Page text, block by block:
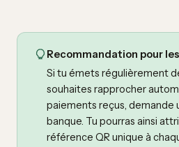
Recommandation pour
Si tu émets régulièrement
souhaites rapprocher
paiements reçus, demande
banque. Tu pourras ainsi
référence QR unique à